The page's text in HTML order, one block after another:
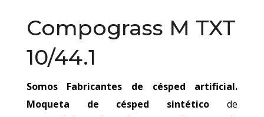
Compograss M TXT
10/44.1
Somos Fabricantes de césped artificial.
Moqueta de césped sintético de